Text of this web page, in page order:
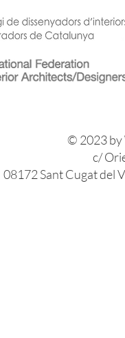
​​© 2023 by
c/
08172 Sant Cugat del